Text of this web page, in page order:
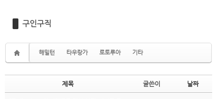
구인구직
해밀턴 타우랑가 로토루아 기타
제목 글쓴이 날짜